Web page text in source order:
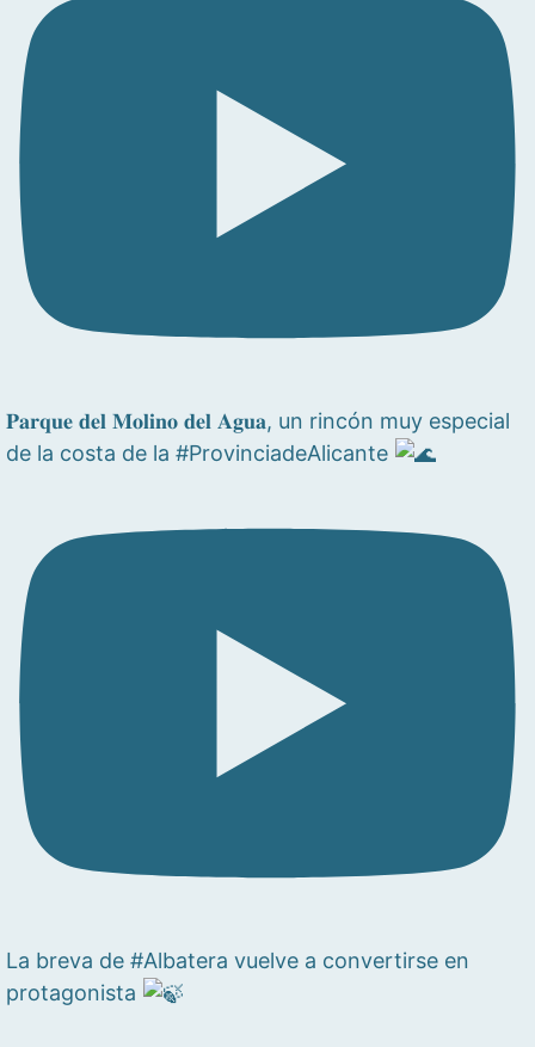
𝐏𝐚𝐫𝐪𝐮𝐞 𝐝𝐞𝐥 𝐌𝐨𝐥𝐢𝐧𝐨 𝐝𝐞𝐥 𝐀𝐠𝐮𝐚, un rincón muy especial
de la costa de la #ProvinciadeAlicante
La breva de #Albatera vuelve a convertirse en
protagonista